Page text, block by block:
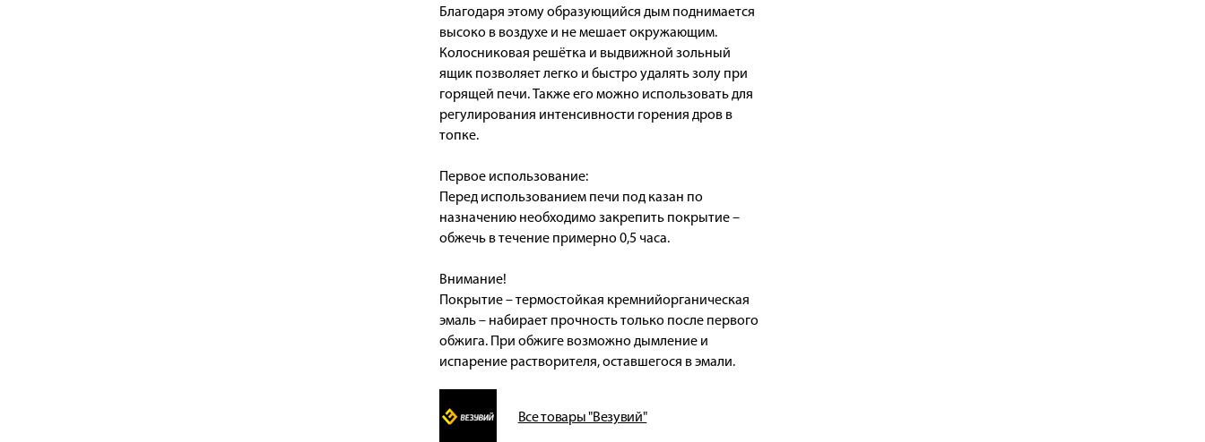
Благодаря этому образующийся дым поднимается
высоко в воздухе и не мешает окружающим.
Колосниковая решётка и выдвижной зольный
ящик позволяет легко и быстро удалять золу при
горящей печи. Также его можно использовать для
регулирования интенсивности горения дров в
топке.
Первое использование:
Перед использованием печи под казан по
назначению необходимо закрепить покрытие –
обжечь в течение примерно 0,5 часа.
Внимание!
Покрытие – термостойкая кремнийорганическая
эмаль – набирает прочность только после первого
обжига. При обжиге возможно дымление и
испарение растворителя, оставшегося в эмали.
Все товары "Везувий"